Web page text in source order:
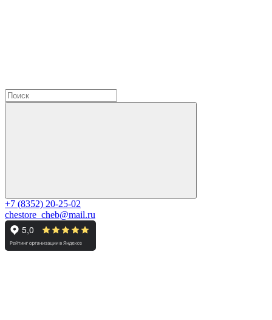
+7 (8352) 20-25-02
chestore_cheb@mail.ru